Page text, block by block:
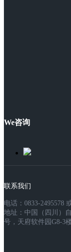
We咨询
联系我们
电话：0833-2495578
地址：中国（四川）
号，天府软件园G8-3